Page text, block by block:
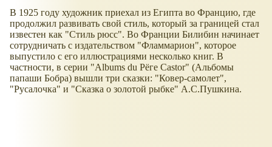
В 1925 году художник приехал из Египта во Францию, где
продолжил развивать свой стиль, который за границей стал
известен как "Стиль рюсс". Во Франции Билибин начинает
сотрудничать с издательством "Фламмарион", которое
выпустило с его иллюстрациями несколько книг. В
частности, в серии "Albums du Рёге Castor" (Альбомы
папаши Бобра) вышли три сказки: "Ковер-самолет",
"Русалочка" и "Сказка о золотой рыбке" А.С.Пушкина.